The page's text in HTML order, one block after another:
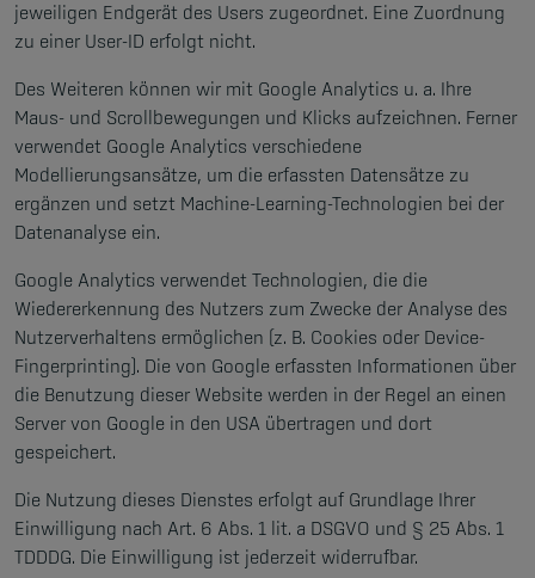
jeweiligen Endgerät des Users zugeordnet. Eine Zuordnung
zu einer User-ID erfolgt nicht.
Des Weiteren können wir mit Google Analytics u. a. Ihre
Maus- und Scrollbewegungen und Klicks aufzeichnen. Ferner
verwendet Google Analytics verschiedene
Modellierungsansätze, um die erfassten Datensätze zu
ergänzen und setzt Machine-Learning-Technologien bei der
Datenanalyse ein.
Google Analytics verwendet Technologien, die die
Wiedererkennung des Nutzers zum Zwecke der Analyse des
Nutzerverhaltens ermöglichen (z. B. Cookies oder Device-
Fingerprinting). Die von Google erfassten Informationen über
die Benutzung dieser Website werden in der Regel an einen
Server von Google in den USA übertragen und dort
gespeichert.
Die Nutzung dieses Dienstes erfolgt auf Grundlage Ihrer
Einwilligung nach Art. 6 Abs. 1 lit. a DSGVO und § 25 Abs. 1
TDDDG. Die Einwilligung ist jederzeit widerrufbar.